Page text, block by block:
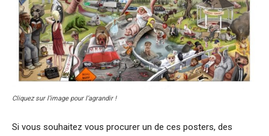
Cliquez sur l’image pour l’agrandir !
Si vous souhaitez vous procurer un de ces posters, des